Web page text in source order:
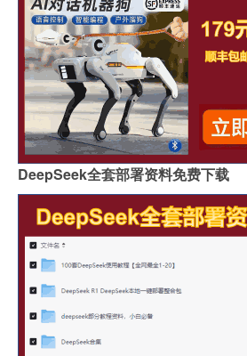
DeepSeek全套部署资料免费下载